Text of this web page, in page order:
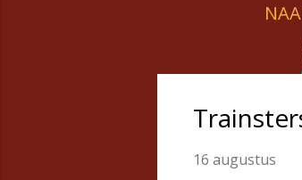
16 augustus